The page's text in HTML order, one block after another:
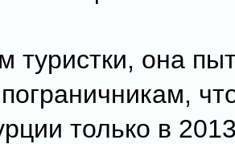
туристки, она
только в